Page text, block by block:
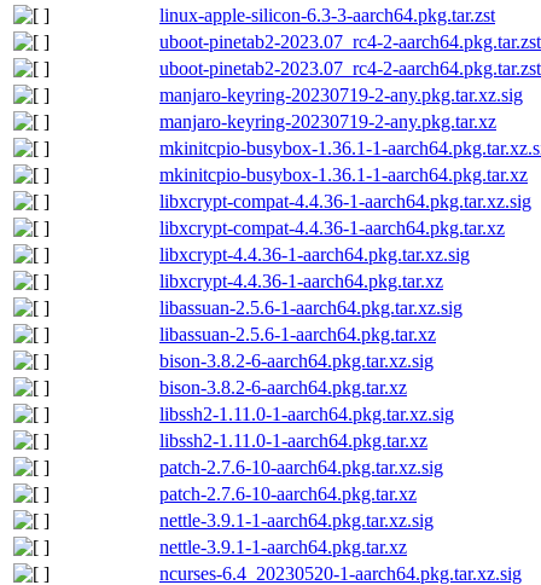
linux-apple-silicon-6.3-3-aarch64.pkg.tar.zst
uboot-pinetab2-2023.07_rc4-2-
uboot-pinetab2-2023.07_rc4-2-aarch64.pkg.tar.zst
manjaro-keyring-20230719-2-any.pkg.tar.xz.sig
manjaro-keyring-20230719-2-any.pkg.tar.xz
mkinitcpio-busybox-1.36.1-1-
mkinitcpio-busybox-1.36.1-1-aarch64.pkg.tar.xz
libxcrypt-compat-4.4.36-1-aarch64.pkg.tar.xz.sig
libxcrypt-compat-4.4.36-1-aarch64.pkg.tar.xz
libxcrypt-4.4.36-1-aarch64.pkg.tar.xz.sig
libxcrypt-4.4.36-1-aarch64.pkg.tar.xz
libassuan-2.5.6-1-aarch64.pkg.tar.xz.sig
libassuan-2.5.6-1-aarch64.pkg.tar.xz
bison-3.8.2-6-aarch64.pkg.tar.xz.sig
bison-3.8.2-6-aarch64.pkg.tar.xz
libssh2-1.11.0-1-aarch64.pkg.tar.xz.sig
libssh2-1.11.0-1-aarch64.pkg.tar.xz
patch-2.7.6-10-aarch64.pkg.tar.xz.sig
patch-2.7.6-10-aarch64.pkg.tar.xz
nettle-3.9.1-1-aarch64.pkg.tar.xz.sig
nettle-3.9.1-1-aarch64.pkg.tar.xz
ncurses-6.4_20230520-1-aarch64.pkg.tar.xz.sig